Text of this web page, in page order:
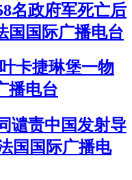
名政府军死亡后
国国际广播电台
卡捷琳堡一物
播电台
谴责中国发射导
国国际广播电